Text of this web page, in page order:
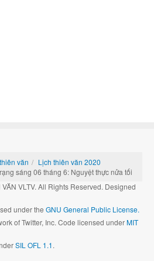
văn
Lịch thiên văn 2020
sáng 06 tháng 6: Nguyệt thực nửa tối
VLTV. All Rights Reserved. Designed
under the GNU General Public License.
of Twitter, Inc. Code licensed underMIT
SIL OFL 1.1.